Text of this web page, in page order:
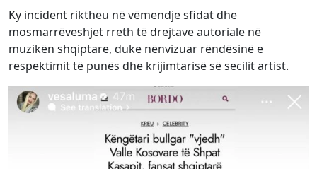
Ky incident riktheu në vëmendje sfidat dhe
mosmarrëveshjet rreth të drejtave autoriale në
muzikën shqiptare, duke nënvizuar rëndësinë e
respektimit të punës dhe krijimtarisë së secilit artist.